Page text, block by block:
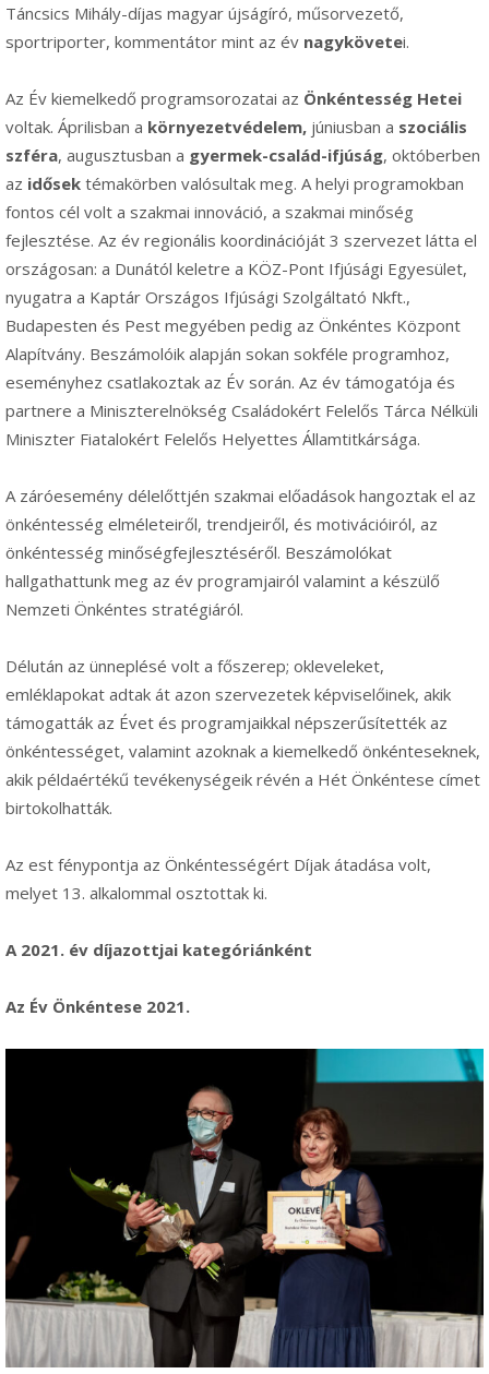
Táncsics Mihály-díjas magyar újságíró, műsorvezető,
sportriporter, kommentátor mint az év nagykövetei.
Az Év kiemelkedő programsorozatai az Önkéntesség Hetei
voltak. Áprilisban a környezetvédelem, júniusban a szociális
szféra, augusztusban a gyermek-család-ifjúság, októberben
az idősek témakörben valósultak meg. A helyi programokban
fontos cél volt a szakmai innováció, a szakmai minőség
fejlesztése. Az év regionális koordinációját 3 szervezet látta el
országosan: a Dunától keletre a KÖZ-Pont Ifjúsági Egyesület,
nyugatra a Kaptár Országos Ifjúsági Szolgáltató Nkft.,
Budapesten és Pest megyében pedig az Önkéntes Központ
Alapítvány. Beszámolóik alapján sokan sokféle programhoz,
eseményhez csatlakoztak az Év során. Az év támogatója és
partnere a Miniszterelnökség Családokért Felelős Tárca Nélküli
Miniszter Fiatalokért Felelős Helyettes Államtitkársága.
A záróesemény délelőttjén szakmai előadások hangoztak el az
önkéntesség elméleteiről, trendjeiről, és motivációiról, az
önkéntesség minőségfejlesztéséről. Beszámolókat
hallgathattunk meg az év programjairól valamint a készülő
Nemzeti Önkéntes stratégiáról.
Délután az ünneplésé volt a főszerep; okleveleket,
emléklapokat adtak át azon szervezetek képviselőinek, akik
támogatták az Évet és programjaikkal népszerűsítették az
önkéntességet, valamint azoknak a kiemelkedő önkénteseknek,
akik példaértékű tevékenységeik révén a Hét Önkéntese címet
birtokolhatták.
Az est fénypontja az Önkéntességért Díjak átadása volt,
melyet 13. alkalommal osztottak ki.
A 2021. év díjazottjai kategóriánként
Az Év Önkéntese 2021.